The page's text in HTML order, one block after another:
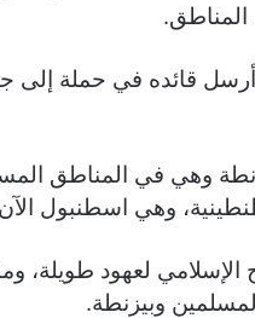
المناطق.
أرسل قائده في حملة إلى
وهي في المناطق
وهي اسطنبول الآن،
لعهود طويلة،
وبيزنطة.